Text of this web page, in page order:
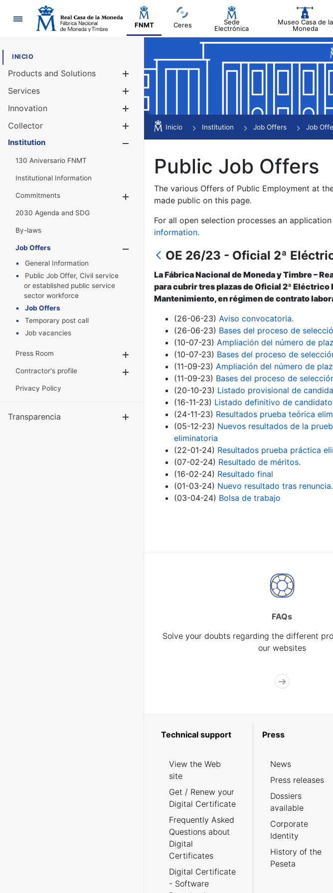
Navigation
FNMT Ceres
Sede
Electrónica
Museo Casa de la
Moneda
INICIO
Products and Solutions
Services
Innovation
Collector
Show/Hide
Institution
130 Aniversario FNMT
Institutional Information
Commitments
Show/Hide
2030 Agenda and SDG
By-laws
Job Offers
Show/Hide
General Information
Public Job Offer, Civil service
or established public service
sector workforce
Job Offers
Temporary post call
Job vacancies
Press Room
Show/Hide
Contractor's profile
Show/Hide
Privacy Policy
Transparencia Show/Hide
Inicio Institution Job Offers Job
Public Job Offers
The various Offers of Public Employment at
made public on this page.
For all open selection processes an
information.
OE 26/23 - Oficial 2ª
La Fábrica Nacional de Moneda y Timbre –
para cubrir tres plazas de Oficial 2ª
Mantenimiento, en régimen de contrato
(26-06-23) Aviso convocatoria.
(26-06-23) Bases del proceso de
(10-07-23) Ampliación del número de
(10-07-23) Bases del proceso de
(11-09-23) Ampliación del número de
(11-09-23) Bases del proceso de
(20-10-23) Listado provisional de
(16-11-23) Listado definitivo de
(24-11-23) Resultados prueba teórica
(05-12-23) Nuevos resultados de la
eliminatoria
(22-01-24) Resultados prueba práctica
(07-02-24) Resultado de méritos.
(16-02-24) Resultado final
(01-03-24) Nuevo resultado tras renuncia.
(03-04-24) Bolsa de trabajo
FAQs
Solve your doubts regarding the different
our websites
Technical support
View the Web
site
Get / Renew your
Digital Certificate
Frequently Asked
Questions about
Digital
Certificates
Digital Certificate
- Software
Press
News
Press releases
Dossiers
available
Corporate
Identity
History of the
Peseta